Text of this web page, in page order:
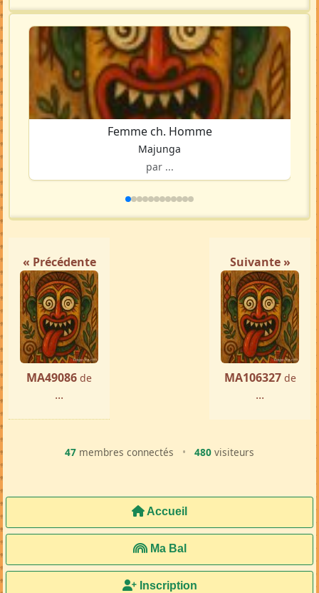
Femme ch. Homme
Majunga
par ...
« Précédente
MA49086 de
...
Suivante »
MA106327 de
...
47 membres connectés • 480 visiteurs
Accueil
Ma Bal
Inscription